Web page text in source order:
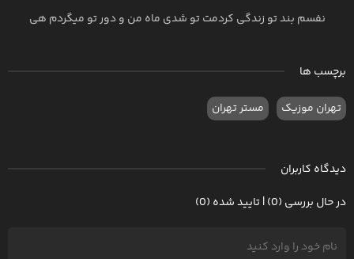
نفسم بند تو زندگی کردمت تو شدی ماه من و دور تو میگردم هی
برچسب ها
تهران موزیک مستر تهران
دیدگاه کاربران
در حال بررسی (0) | تایید شده (0)